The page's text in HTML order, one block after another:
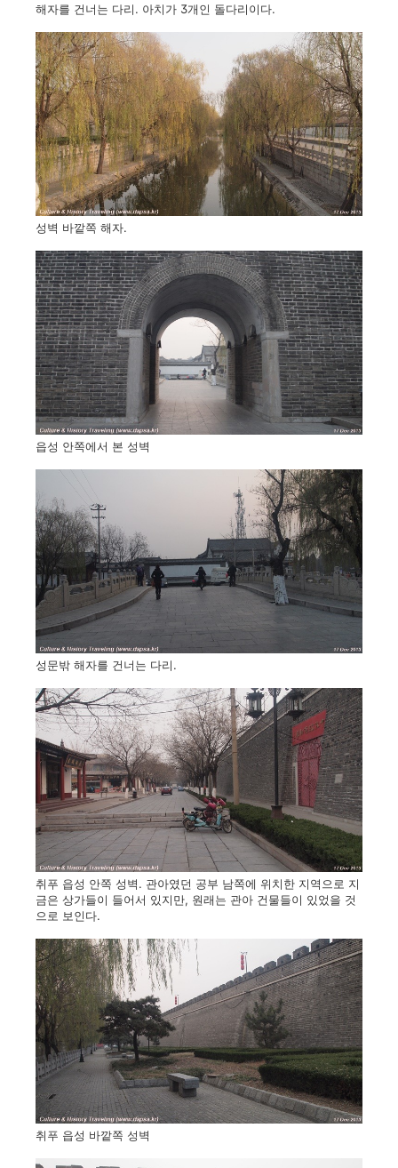
해자를 건너는 다리. 아치가 3개인 돌다리이다.
성벽 바깥쪽 해자.
읍성 안쪽에서 본 성벽
성문밖 해자를 건너는 다리.
취푸 읍성 안쪽 성벽. 관아였던 공부 남쪽에 위치한 지역으로 지
금은 상가들이 들어서 있지만, 원래는 관아 건물들이 있었을 것
으로 보인다.
취푸 읍성 바깥쪽 성벽